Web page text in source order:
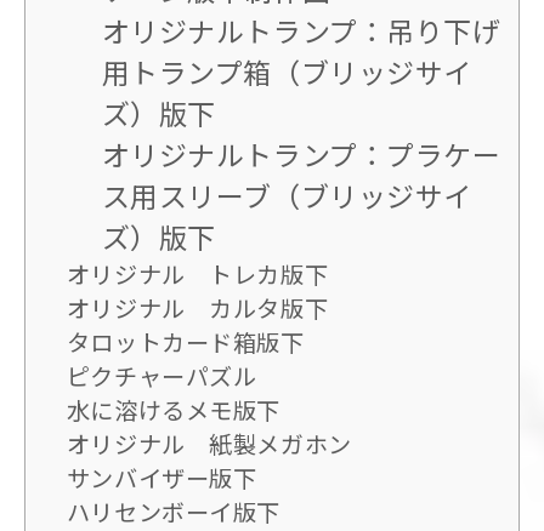
オリジナルトランプ：吊り下げ
用トランプ箱（ブリッジサイ
ズ）版下
オリジナルトランプ：プラケー
ス用スリーブ（ブリッジサイ
ズ）版下
オリジナル トレカ版下
オリジナル カルタ版下
タロットカード箱版下
ピクチャーパズル
水に溶けるメモ版下
オリジナル 紙製メガホン
サンバイザー版下
ハリセンボーイ版下